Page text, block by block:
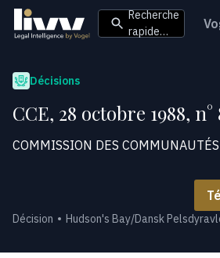
Recherche
rapide…
Décisions
CCE, 28 octobre 1988, n°
COMMISSION DES
Décision Hudson's Bay/Dansk